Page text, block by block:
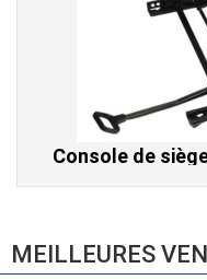
Console de
3 E46 (hors
E83
MEILLEURES